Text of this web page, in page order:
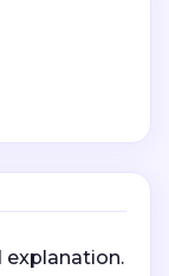
explanation.